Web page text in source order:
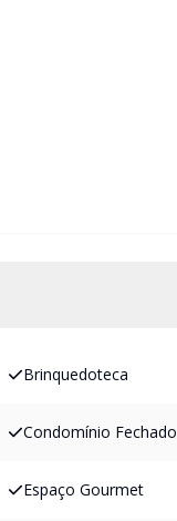
Brinquedoteca
Condomínio Fechado
Espaço Gourmet